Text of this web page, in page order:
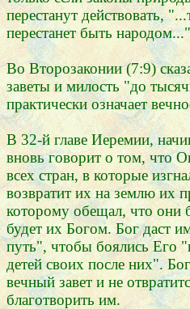
перестанут действовать,
перестанет быть
Во Второзаконии (7:9)
заветы и милость "до
практически означает
В 32-й главе Иеремии,
вновь говорит о том, что
всех стран, в которые
возвратит их на землю их
которому обещал, что они
будет их Богом. Бог даст
путь", чтобы боялись Его
детей своих после них".
вечный завет и не
благотворить им.